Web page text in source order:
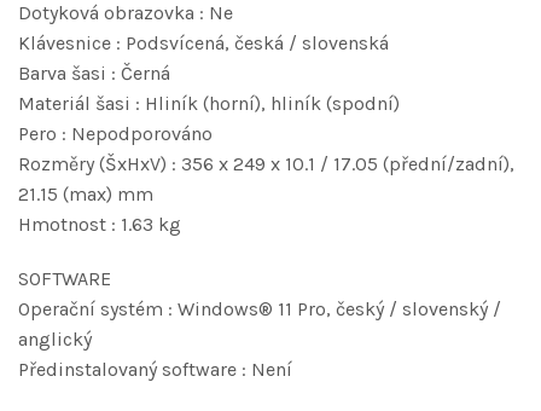
Dotyková obrazovka : Ne
Klávesnice : Podsvícená, česká / slovenská
Barva šasi : Černá
Materiál šasi : Hliník (horní), hliník (spodní)
Pero : Nepodporováno
Rozměry (ŠxHxV) : 356 x 249 x 10.1 / 17.05 (přední/zadní),
21.15 (max) mm
Hmotnost : 1.63 kg
SOFTWARE
Operační systém : Windows® 11 Pro, český / slovenský /
anglický
Předinstalovaný software : Není